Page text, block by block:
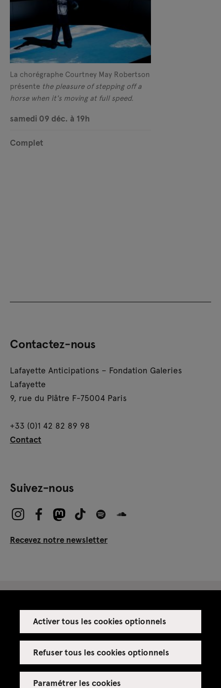
Activer tous les cookies optionnels
Refuser tous les cookies optionnels
Paramétrer les cookies
La chorégraphe Courtney May Robertson
présente the pleasure of stepping off a
horse when it's moving at full speed.
samedi 09 déc. à 19h
Complet
Contactez-nous
Lafayette Anticipations – Fondation Galeries
Lafayette
9, rue du Plâtre F-75004 Paris
+33 (0)1 42 82 89 98
Contact
Suivez-nous
Recevez notre newsletter
Espace presse
Espace enseignant·es
Espace privatisations